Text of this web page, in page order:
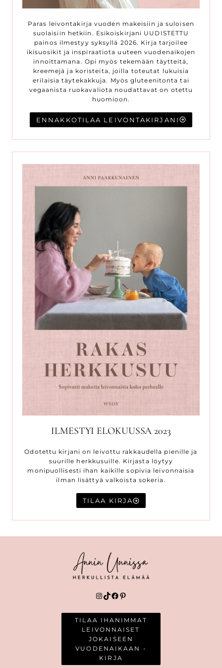
Paras leivontakirja vuoden makeisiin ja suloisen
suolaisiin hetkiin. Esikoiskirjani UUDISTETTU
painos ilmestyy syksyllä 2026. Kirja tarjoilee
ikisuosikit ja inspiraatiota uuteen vuodenaikojen
innoittamana. Opi myös tekemään täytteitä,
kreemejä ja koristeita, joilla toteutat lukuisia
erilaisia täytekakkuja. Myös gluteenitonta tai
vegaanista ruokavaliota noudattavat on otettu
huomioon.
ENNAKKOTILAA LEIVONTAKIRJANI
ILMESTYI ELOKUUSSA 2023
Odotettu kirjani on leivottu rakkaudella pienille ja
suurille herkkusuille. Kirjasta löytyy
monipuollisesti ihan kaikille sopivia leivonnaisia
ilman lisättyä valkoista sokeria.
TILAA KIRJA
Instagram
TikTok
Facebook
Pinterest
TILAA IHANIMMAT
LEIVONNAISET
JOKAISEEN
VUODENAIKAAN -
KIRJA